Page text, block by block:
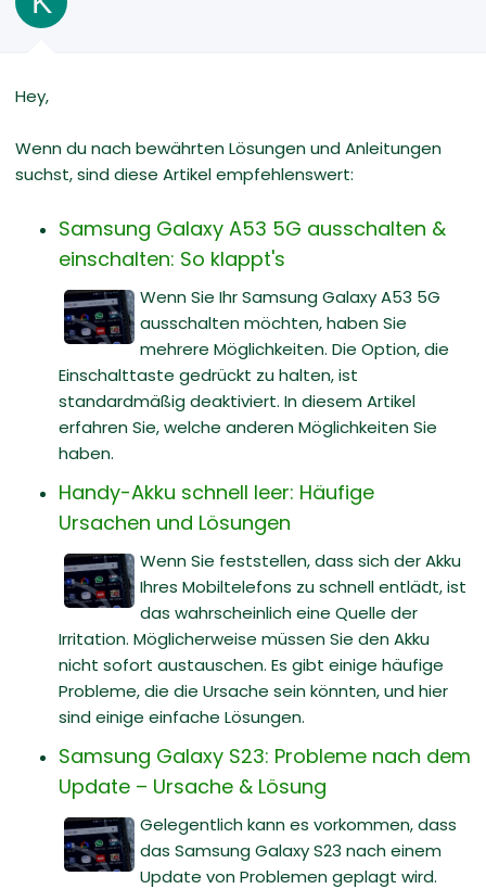
Hey,
Wenn du nach bewährten Lösungen und Anleitungen
suchst, sind diese Artikel empfehlenswert:
Samsung Galaxy A53 5G ausschalten &
einschalten: So klappt's
Wenn Sie Ihr Samsung Galaxy A53 5G
ausschalten möchten, haben Sie
mehrere Möglichkeiten. Die Option, die
Einschalttaste gedrückt zu halten, ist
standardmäßig deaktiviert. In diesem Artikel
erfahren Sie, welche anderen Möglichkeiten Sie
haben.
Handy-Akku schnell leer: Häufige
Ursachen und Lösungen
Wenn Sie feststellen, dass sich der Akku
Ihres Mobiltelefons zu schnell entlädt, ist
das wahrscheinlich eine Quelle der
Irritation. Möglicherweise müssen Sie den Akku
nicht sofort austauschen. Es gibt einige häufige
Probleme, die die Ursache sein könnten, und hier
sind einige einfache Lösungen.
Samsung Galaxy S23: Probleme nach dem
Update – Ursache & Lösung
Gelegentlich kann es vorkommen, dass
das Samsung Galaxy S23 nach einem
Update von Problemen geplagt wird.